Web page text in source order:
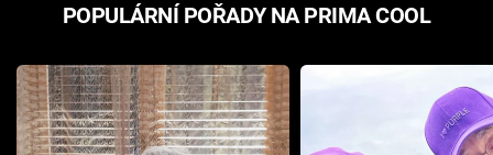
POPULÁRNÍ POŘADY NA PRIMA COOL